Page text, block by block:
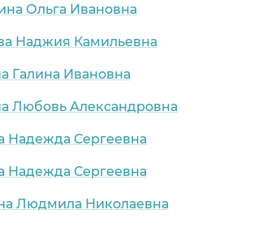
Ольга Ивановна
Наджия Камильевна
Галина Ивановна
Любовь Александровна
Надежда Сергеевна
Надежда Сергеевна
Людмила Николаевна